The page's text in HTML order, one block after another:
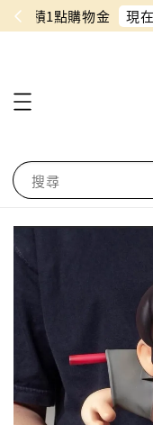
！ 同月份預購
搜尋